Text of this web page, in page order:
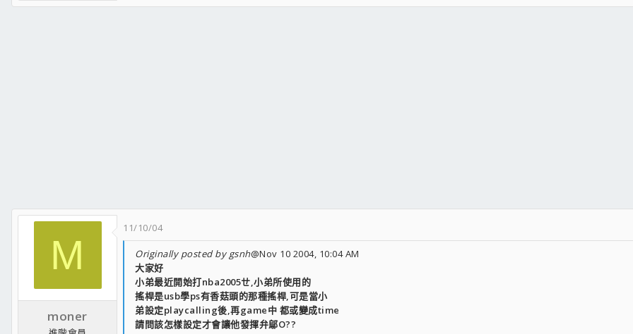
M
moner
11/10/04
Originally posted by gsnh@Nov 10 2004, 10:04 AM
大家好
小弟最近開始打nba2005ㄝ,小弟所使用的
搖桿是usb學ps有香菇頭的那種搖桿,可是當小
弟設定playcalling後,再game中 都或變成time
請問該怎樣設定才會讓他發揮弁鄔O??